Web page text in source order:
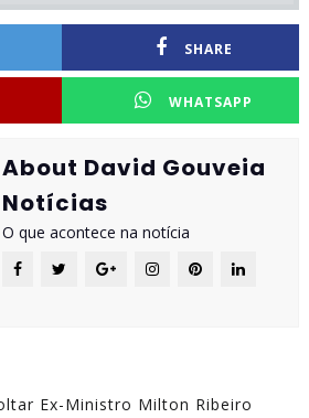
SHARE
WHATSAPP
About David Gouveia
Notícias
O que acontece na notícia
Ex-Ministro Milton Ribeiro